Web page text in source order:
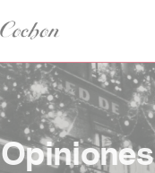
Opiniones